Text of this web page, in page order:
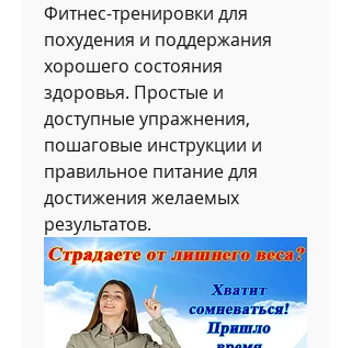
Фитнес-тренировки для
похудения и поддержания
хорошего состояния
здоровья. Простые и
доступные упражнения,
пошаговые инструкции и
правильное питание для
достижения желаемых
результатов.